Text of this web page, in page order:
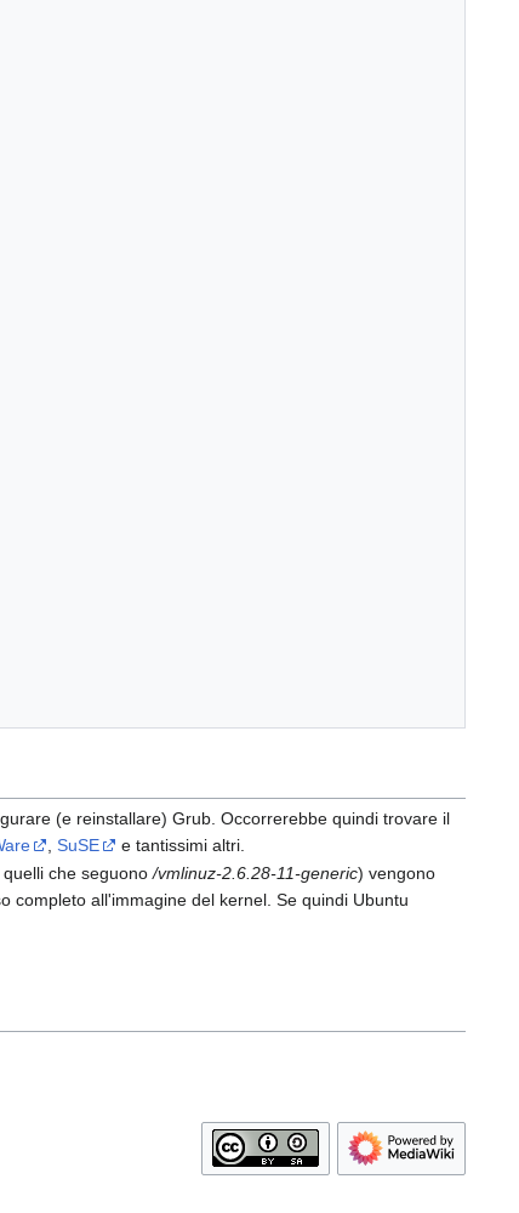
(e reinstallare) Grub. Occorrerebbe quindi trovare il
,SuSE
e tantissimi altri.
quelli che seguono/vmlinuz-2.6.28-11-generic) vengono
completo all'immagine del kernel. Se quindi Ubuntu